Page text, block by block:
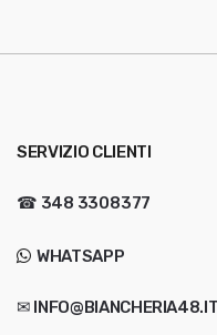
SERVIZIO CLIENTI
☎ 348 3308377
WHATSAPP
✉ INFO@BIANCHERIA48.IT